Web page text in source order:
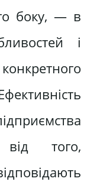
боку, — в
і
від того,